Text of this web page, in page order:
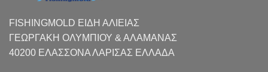
FISHINGMOLD ΕΙΔΗ ΑΛΙΕΙΑΣ
ΓΕΩΡΓΑΚΗ ΟΛΥΜΠΙΟΥ & ΑΛΑΜΑΝΑΣ
40200 ΕΛΑΣΣΟΝΑ ΛΑΡΙΣΑΣ EΛΛΑΔΑ